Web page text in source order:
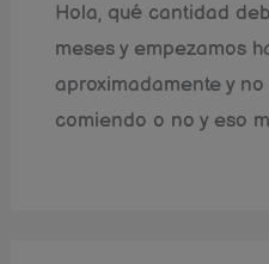
Hola, qué cantidad
meses y empezamos
aproximadamente y
comiendo o no y eso